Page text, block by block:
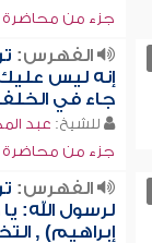
جزء من محاضرة (
الفهرس:
إنه ليس عليك
جاء في
للشيخ: عبد
جزء من محاضرة (
الفهرس:
لرسول الله:
إبراهيم) ,